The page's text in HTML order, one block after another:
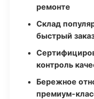
ремонте
Склад
быстрый
контроль
Бережное
премиум-